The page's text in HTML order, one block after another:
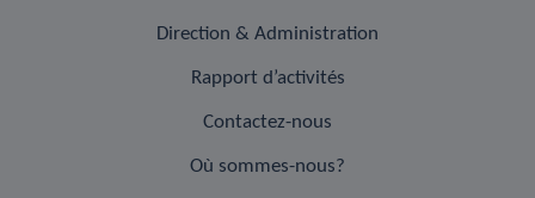
Direction & Administration
Rapport d’activités
Contactez-nous
Où sommes-nous?